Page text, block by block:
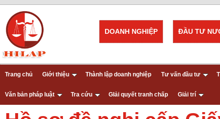
ĐẦU TƯ
DOANH NGHIỆP
Trang chủ Giới thiệu Thành lập doanh nghiệp Tư vấn đầu tư
Văn bản pháp luật Tra cứu GIải quyết tranh chấp Giải trí